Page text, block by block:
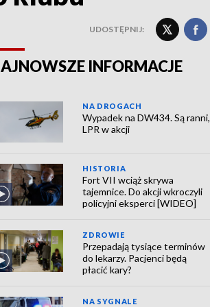
UDOSTĘPNIJ:
INFORMACJE
NA DROGACH
Wypadek na DW434. Są ranni,
LPR w akcji
HISTORIA
Fort VII wciąż skrywa
tajemnice. Do akcji wkroczyli
policyjni eksperci [WIDEO]
ZDROWIE
Przepadają tysiące terminów
do lekarzy. Pacjenci będą
płacić kary?
NA SYGNALE